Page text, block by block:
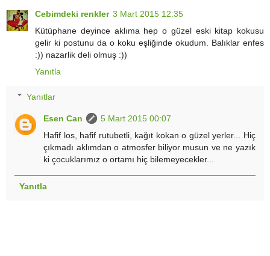
Cebimdeki renkler 3 Mart 2015 12:35
Kütüphane deyince aklıma hep o güzel eski kitap kokusu
gelir ki postunu da o koku eşliğinde okudum. Balıklar enfes
:)) nazarlik deli olmuş :))
Yanıtla
Yanıtlar
Esen Can
5 Mart 2015 00:07
Hafif los, hafif rutubetli, kağıt kokan o güzel yerler... Hiç
çıkmadı aklımdan o atmosfer biliyor musun ve ne yazık
ki çocuklarımız o ortamı hiç bilemeyecekler...
Yanıtla